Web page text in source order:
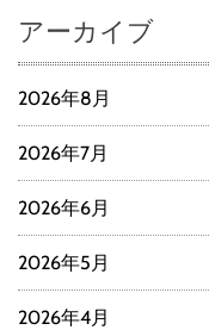
アーカイブ
2026年8月
2026年7月
2026年6月
2026年5月
2026年4月